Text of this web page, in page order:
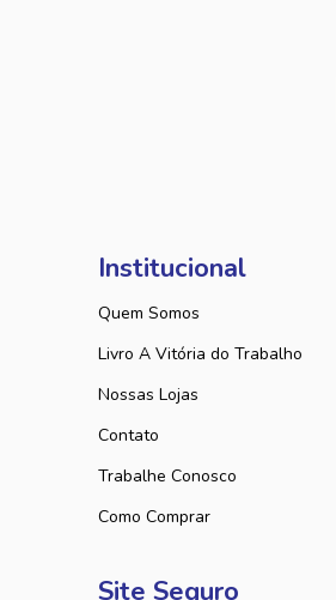
Institucional
Quem Somos
Livro A Vitória do Trabalho
Nossas Lojas
Contato
Trabalhe Conosco
Como Comprar
Site Seguro